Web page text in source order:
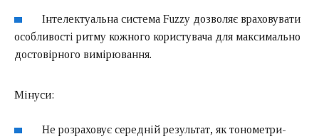
Інтелектуальна система Fuzzy дозволяє враховувати
особливості ритму кожного користувача для максимально
достовірного вимірювання.
Мінуси:
Не розраховує середній результат, як тонометри-